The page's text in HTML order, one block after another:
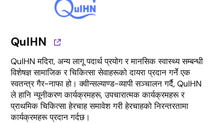
QuIHN
QuIHN मदिरा, अन्य लागू पदार्थ प्रयोग र मानसिक स्वास्थ्य सम्बन्धी
विशेषज्ञ सामाजिक र चिकित्सा सेवाहरूको दायरा प्रदान गर्ने एक
स्वतन्त्र गैर-नाफा हो। क्वीन्सल्याण्ड-व्यापी सञ्चालन गर्दै, QuIHN
ले हानि न्यूनीकरण कार्यक्रमहरू, उपचारात्मक कार्यक्रमहरू र
प्राथमिक चिकित्सा हेरचाह समावेश गरी हेरचाहको निरन्तरतामा
कार्यक्रमहरू प्रदान गर्दछ।